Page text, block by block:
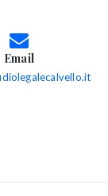
Email